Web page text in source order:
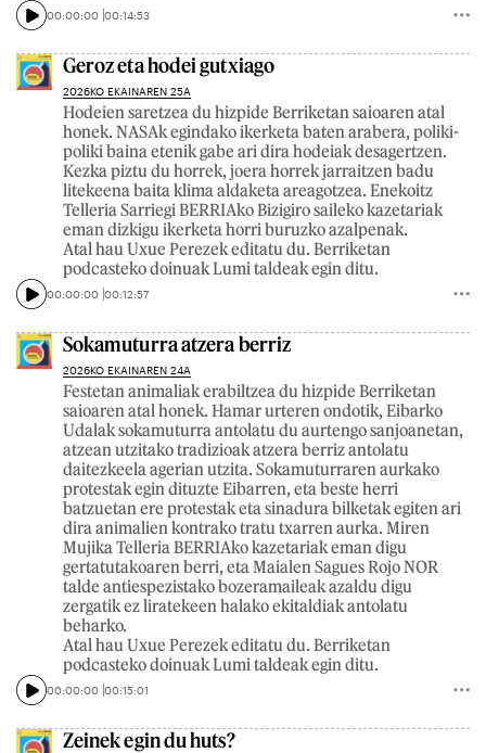
00:00:00 00:14:53
Geroz eta hodei gutxiago
2026KO EKAINAREN 25A
Hodeien saretzea du hizpide Berriketan saioaren atal
honek. NASAk egindako ikerketa baten arabera, poliki-
poliki baina etenik gabe ari dira hodeiak desagertzen.
Kezka piztu du horrek, joera horrek jarraitzen badu
litekeena baita klima aldaketa areagotzea. Enekoitz
Telleria Sarriegi BERRIAko Bizigiro saileko kazetariak
eman dizkigu ikerketa horri buruzko azalpenak.
Atal hau Uxue Perezek editatu du. Berriketan
podcasteko doinuak Lumi taldeak egin ditu.
00:00:00 00:12:57
Sokamuturra atzera berriz
2026KO EKAINAREN 24A
Festetan animaliak erabiltzea du hizpide Berriketan
saioaren atal honek. Hamar urteren ondotik, Eibarko
Udalak sokamuturra antolatu du aurtengo sanjoanetan,
atzean utzitako tradizioak atzera berriz antolatu
daitezkeela agerian utzita. Sokamuturraren aurkako
protestak egin dituzte Eibarren, eta beste herri
batzuetan ere protestak eta sinadura bilketak egiten ari
dira animalien kontrako tratu txarren aurka. Miren
Mujika Telleria BERRIAko kazetariak eman digu
gertatutakoaren berri, eta Maialen Sagues Rojo NOR
talde antiespezistako bozeramaileak azaldu digu
zergatik ez liratekeen halako ekitaldiak antolatu
beharko.
Atal hau Uxue Perezek editatu du. Berriketan
podcasteko doinuak Lumi taldeak egin ditu.
00:00:00 00:15:01
Zeinek egin du huts?